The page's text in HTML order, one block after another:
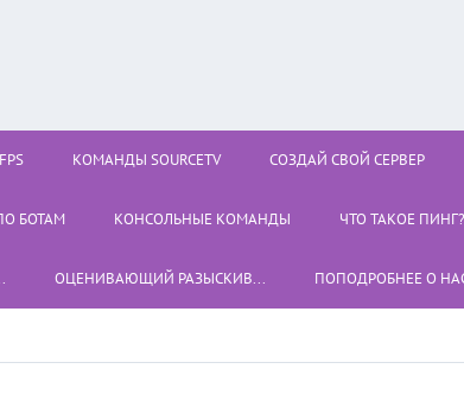
FPS КОМАНДЫ SOURCETV СОЗДАЙ СВОЙ СЕРВЕР
БОТАМ КОНСОЛЬНЫЕ КОМАНДЫ ЧТО ТАКОЕ ПИНГ?
ОЦЕНИВАЮЩИЙ РАЗЫСКИВ... ПОПОДРОБНЕЕ О